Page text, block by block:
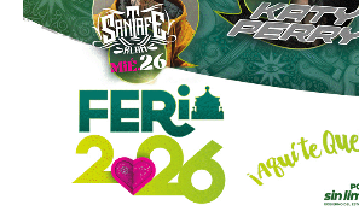
Carso, que reportan el avance de la
su conclusión en 2012. Es decir:antes
operar el acueducto, Slim ya había
levantarlo.
El otro bloque,Conoinsa/Empresas ICA
consorcio, la porción mayor), no es de